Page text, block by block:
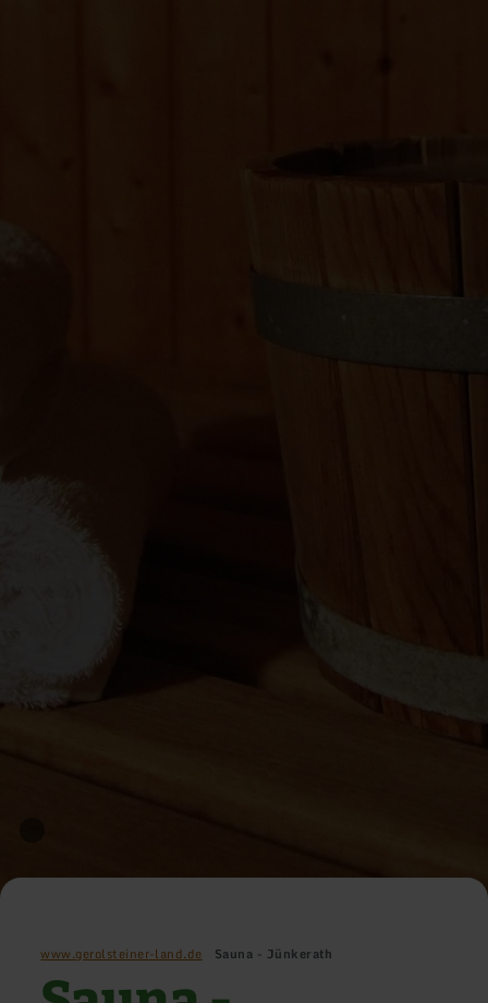
www.gerolsteiner-land.de Sauna - Jünkerath